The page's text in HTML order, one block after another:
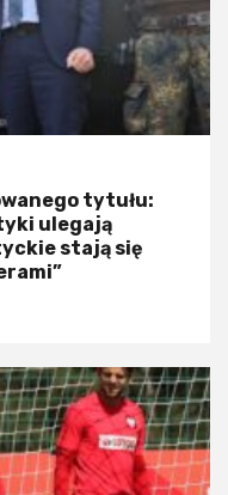
tytułu:
ulegają
stają się